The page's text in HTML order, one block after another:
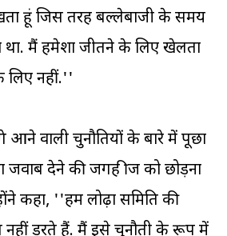
हूं जिस तरह बल्लेबाजी के समय
था. मैं हमेशा जीतने के लिए खेलता
लिए नहीं.''
वाली चुनौतियों के बारे में पूछा
जवाब देने की जगह क्रीज को छोड़ना
कहा, ''हम लोढ़ा समिति की
नहीं डरते हैं. मैं इसे चुनौती के रूप में